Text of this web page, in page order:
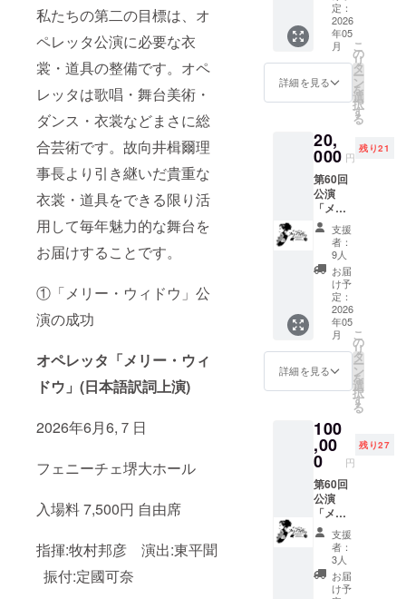
私たちの第二の目標は、オ
ペレッタ公演に必要な衣
裳・道具の整備です。オペ
レッタは歌唱・舞台美術・
ダンス・衣裳などまさに総
合芸術です。故向井楫爾理
事長より引き継いだ貴重な
衣裳・道具をできる限り活
用して毎年魅力的な舞台を
お届けすることです。
①「メリー・ウィドウ」公
演の成功
オペレッタ「メリー・ウィ
ドウ」(日本語訳詞上演)
2026年6月6,７日
フェニーチェ堺大ホール
入場料 7,500円 自由席
指揮:牧村邦彦 演出:東平聞
振付:定國可奈
備考欄
に6月6
日、7日
公演の
うちご
希望の
公演日
を記入
ださ
い。 ※
チケッ
トは5月
末まで
に発送
いたし
ます。
定：
2026
年05
月
詳細を見る
こ
の
リ
タ
ー
ン
を
選
択
す
る
20,
000 円
残り21
第60回
公演
「メ
リー・
ウィド
ウ」ペ
アご招
待券 ※
備考欄
に6月6
日、7日
公演の
うちご
希望の
公演日
を記入
ださ
い。 ※
チケッ
トは5月
末まで
に発送
いたし
ます。
支援
者：
9人
お届
け予
定：
2026
年05
月
詳細を見る
こ
の
リ
タ
ー
ン
を
選
択
す
る
100
,00
0 円
残り27
第60回
公演
「メ
リー・
ウィド
ウ」二
日間ペ
アご招
支援
者：
3人
お届
け予